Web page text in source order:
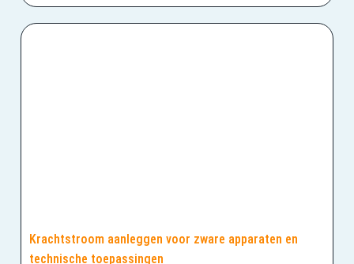
Krachtstroom aanleggen voor zware apparaten en
technische toepassingen